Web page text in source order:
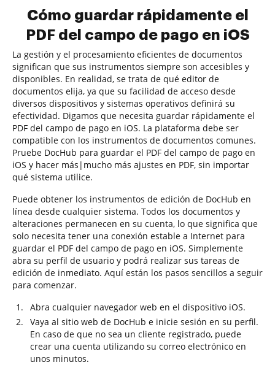
Cómo guardar rápidamente el
PDF del campo de pago en iOS
La gestión y el procesamiento eficientes de documentos
significan que sus instrumentos siempre son accesibles y
disponibles. En realidad, se trata de qué editor de
documentos elija, ya que su facilidad de acceso desde
diversos dispositivos y sistemas operativos definirá su
efectividad. Digamos que necesita guardar rápidamente el
PDF del campo de pago en iOS. La plataforma debe ser
compatible con los instrumentos de documentos comunes.
Pruebe DocHub para guardar el PDF del campo de pago en
iOS y hacer más|mucho más ajustes en PDF, sin importar
qué sistema utilice.
Puede obtener los instrumentos de edición de DocHub en
línea desde cualquier sistema. Todos los documentos y
alteraciones permanecen en su cuenta, lo que significa que
solo necesita tener una conexión estable a Internet para
guardar el PDF del campo de pago en iOS. Simplemente
abra su perfil de usuario y podrá realizar sus tareas de
edición de inmediato. Aquí están los pasos sencillos a seguir
para comenzar.
Abra cualquier navegador web en el dispositivo iOS.
Vaya al sitio web de DocHub e inicie sesión en su perfil.
En caso de que no sea un cliente registrado, puede
crear una cuenta utilizando su correo electrónico en
unos minutos.